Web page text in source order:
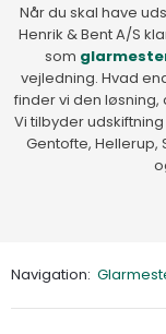
Når du skal have
Henrik & Bent A/S
som
vejledning. Hvad
finder vi den
Vi tilbyder
Gentofte,
Navigation: